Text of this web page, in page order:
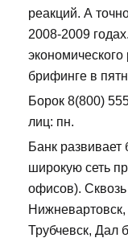
реакций. А
2008-2009
брифинге в
Борок 8(800)
лиц: пн.
Банк развивает
широкую сеть
офисов).
Трубчевск, Дал